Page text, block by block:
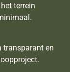
terrein
transparant en